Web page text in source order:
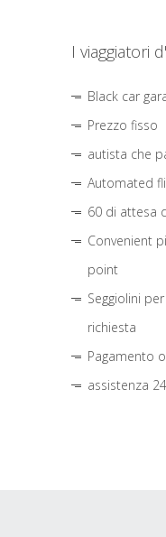
I viaggiatori
Black car
Prezzo fisso
autista che
Automated
60 di attesa
Convenient
point
Seggiolini
richiesta
Pagamento
assistenza